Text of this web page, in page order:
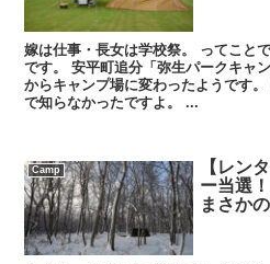
嫁は仕事・長女は学校祭。 ってこと
です。 安平町追分「弥生パークキャ
からキャンプ場に変わったようです
で知らなかったですよ。 ...
Camp
【レン
ー当選
まさか